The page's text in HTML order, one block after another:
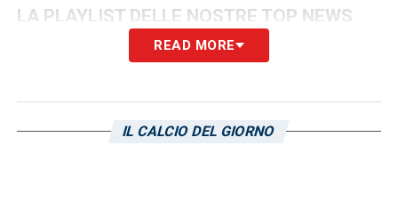
LA PLAYLIST DELLE NOSTRE TOP NEWS
READ MORE
IL CALCIO DEL GIORNO